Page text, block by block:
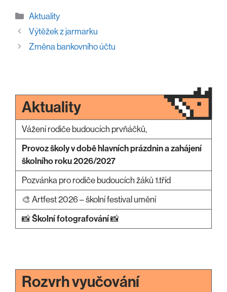
Rubriky
Aktuality
Výtěžek z jarmarku
Změna bankovního účtu
Aktuality
Vážení rodiče budoucích prvňáčků,
Provoz školy v době hlavních prázdnin a zahájení
školního roku 2026/2027
Pozvánka pro rodiče budoucích žáků 1.tříd
🎨 Artfest 2026 – školní festival umění
📸Školní fotografování📸
Rozvrh vyučování